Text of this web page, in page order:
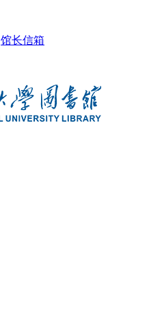
馆长信箱